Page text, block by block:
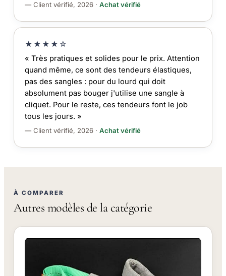
— Client vérifié, 2026 · Achat vérifié
★★★★☆
« Très pratiques et solides pour le prix. Attention
quand même, ce sont des tendeurs élastiques,
pas des sangles : pour du lourd qui doit
absolument pas bouger j'utilise une sangle à
cliquet. Pour le reste, ces tendeurs font le job
tous les jours. »
— Client vérifié, 2026 · Achat vérifié
À COMPARER
Autres modèles de la catégorie